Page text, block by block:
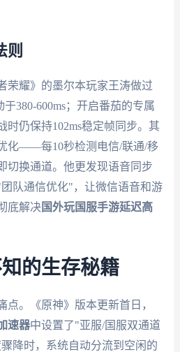
则
荣耀》的墨尔本玩家王涛做过
380-600ms；开启番茄的专属
时仍保持102ms稳定帧同步。其
化——每10秒检测电信/联通/移
切换通道。他更发现语音同步
队通信优化"，让微信语音和游
底解决国外玩国服手游延迟高
的生存秘籍
点。《原神》版本更新首日，
速器中设置了"亚服/国服双通道
降时，系统自动分流到空闲的